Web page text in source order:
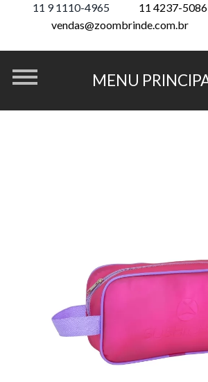
11 9 1110-4965
11 4237-5086
vendas@zoombrinde.com.br